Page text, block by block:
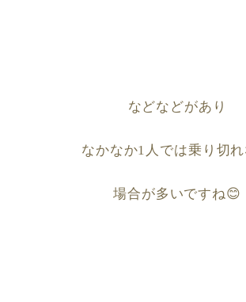
などなどがあり
なかなか1 人では乗り切
場合が多いですね😊